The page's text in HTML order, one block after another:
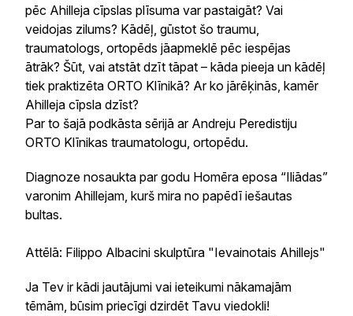
pēc Ahilleja cīpslas plīsuma var pastaigāt? Vai
veidojas zilums? Kādēļ, gūstot šo traumu,
traumatologs, ortopēds jāapmeklē pēc iespējas
ātrāk? Šūt, vai atstāt dzīt tāpat – kāda pieeja un kādēļ
tiek praktizēta ORTO Klīnikā? Ar ko jārēķinās, kamēr
Ahilleja cīpsla dzīst?
Par to šajā podkāsta sērijā ar Andreju Peredistiju
ORTO Klīnikas traumatologu, ortopēdu.
Diagnoze nosaukta par godu Homēra eposa “Iliādas”
varonim Ahillejam, kurš mira no papēdī iešautas
bultas.
Attēlā: Filippo Albacini skulptūra "Ievainotais Ahillejs"
Ja Tev ir kādi jautājumi vai ieteikumi nākamajām
tēmām, būsim priecīgi dzirdēt Tavu viedokli!